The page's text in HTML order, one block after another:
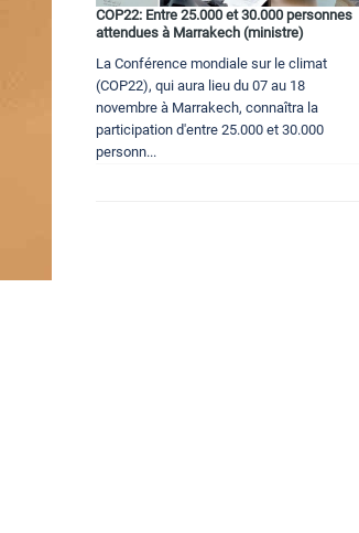
COP22: Entre 25.000 et 30.000 personnes
attendues à Marrakech (ministre)
La Conférence mondiale sur le climat
(COP22), qui aura lieu du 07 au 18
novembre à Marrakech, connaîtra la
participation d'entre 25.000 et 30.000
personn...